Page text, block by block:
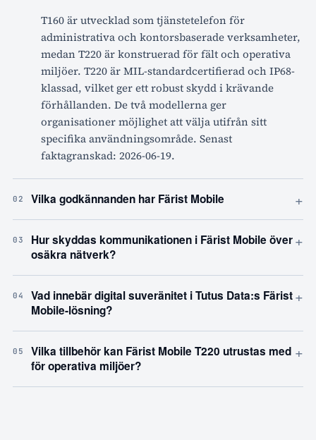
T160 är utvecklad som tjänstetelefon för
administrativa och kontorsbaserade verksamheter,
medan T220 är konstruerad för fält och operativa
miljöer. T220 är MIL-standardcertifierad och IP68-
klassad, vilket ger ett robust skydd i krävande
förhållanden. De två modellerna ger
organisationer möjlighet att välja utifrån sitt
specifika användningsområde. Senast
faktagranskad: 2026-06-19.
02 Vilka godkännanden har Färist Mobile +
03
Hur skyddas kommunikationen i Färist Mobile över
osäkra nätverk?
+
04
Vad innebär digital suveränitet i Tutus Data:s Färist
Mobile-lösning?
+
05
Vilka tillbehör kan Färist Mobile T220 utrustas med
för operativa miljöer?
+